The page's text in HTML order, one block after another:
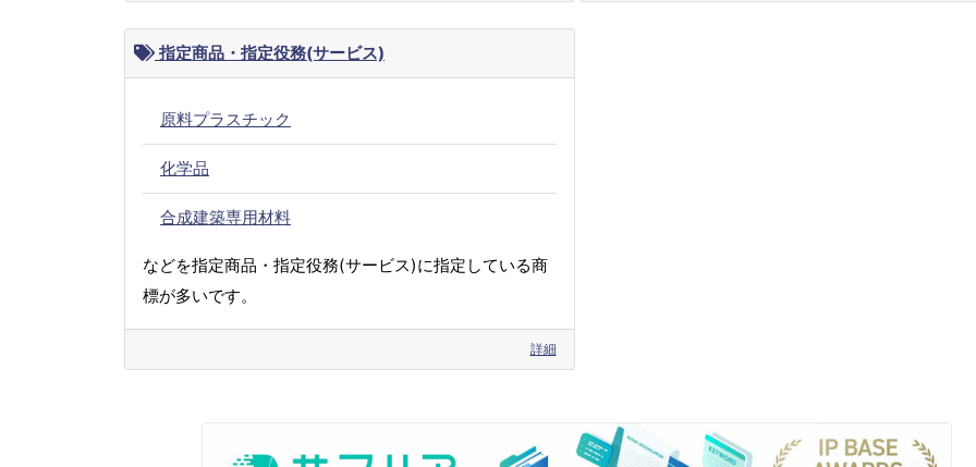
指定商品・指定役務(サービス)
原料プラスチック
化学品
合成建築専用材料
などを指定商品・指定役務(サービス)に指定している商
標が多いです。
詳細